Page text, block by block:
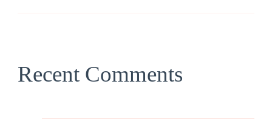
Recent Comments